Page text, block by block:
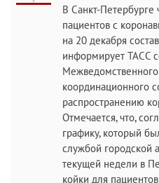
В Санкт-
пациентов с
на 20 декабря
информирует ТАСС
координационного
распространению
Отмечается, что,
графику, который
службой городской
текущей недели в
койки для